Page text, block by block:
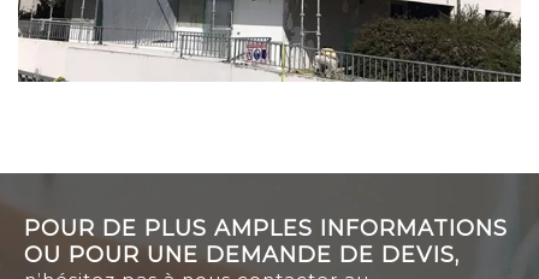
POUR DE PLUS AMPLES INFORMATIONS
OU POUR UNE DEMANDE DE DEVIS,